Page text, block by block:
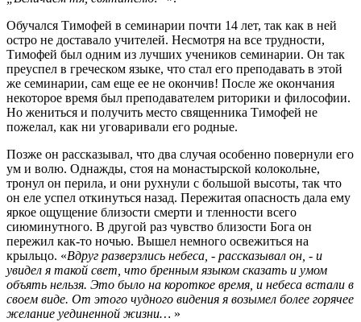
Обучался Тимофей в семинарии почти 14 лет, так как в ней
остро не доставало учителей. Несмотря на все трудности,
Тимофей был одним из лучших учеников семинарии. Он так
преуспел в греческом языке, что стал его преподавать в этой
же семинарии, сам еще ее не окончив! После же окончания
некоторое время был преподавателем риторики и философии.
Но жениться и получить место священника Тимофей не
пожелал, как ни уговаривали его родные.
Позже он рассказывал, что два случая особенно повернули его
ум и волю. Однажды, стоя на монастырской колокольне,
тронул он перила, и они рухнули с большой высоты, так что
он еле успел откинуться назад. Пережитая опасность дала ему
яркое ощущение близости смерти и тленности всего
сиюминутного. В другой раз чувство близости Бога он
пережил как-то ночью. Вышел немного освежиться на
крыльцо. «Вдруг разверзлись небеса, - рассказывал он, - и
увидел я такой свет, что бренным языком сказать и умом
объять нельзя. Это было на короткое время, и небеса встали в
своем виде. От этого чудного видения я возымел более горячее
желание уединенной жизни… »